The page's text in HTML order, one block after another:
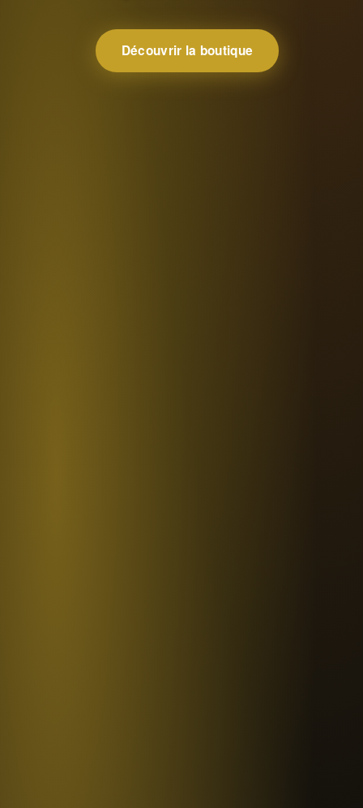
Découvrir la boutique